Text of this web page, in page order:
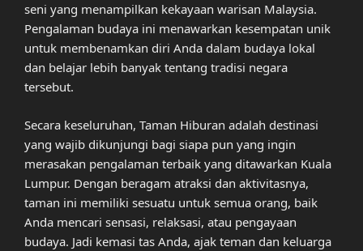
seni yang menampilkan kekayaan warisan Malaysia.
Pengalaman budaya ini menawarkan kesempatan unik
untuk membenamkan diri Anda dalam budaya lokal
dan belajar lebih banyak tentang tradisi negara
tersebut.
Secara keseluruhan, Taman Hiburan adalah destinasi
yang wajib dikunjungi bagi siapa pun yang ingin
merasakan pengalaman terbaik yang ditawarkan Kuala
Lumpur. Dengan beragam atraksi dan aktivitasnya,
taman ini memiliki sesuatu untuk semua orang, baik
Anda mencari sensasi, relaksasi, atau pengayaan
budaya. Jadi kemasi tas Anda, ajak teman dan keluarga